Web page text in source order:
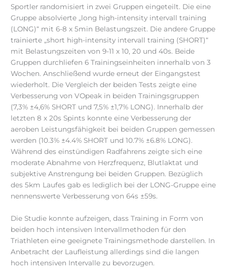
Sportler randomisiert in zwei Gruppen eingeteilt. Die eine
Gruppe absolvierte „long high-intensity intervall training
(LONG)“ mit 6-8 x 5min Belastungszeit. Die andere Gruppe
trainierte „short high-intensity intervall training (SHORT)“
mit Belastungszeiten von 9-11 x 10, 20 und 40s. Beide
Gruppen durchliefen 6 Trainingseinheiten innerhalb von 3
Wochen. Anschließend wurde erneut der Eingangstest
wiederholt. Die Vergleich der beiden Tests zeigte eine
Verbesserung von VOpeak in beiden Trainingsgruppen
(7,3% ±4,6% SHORT und 7,5% ±1,7% LONG). Innerhalb der
letzten 8 x 20s Spints konnte eine Verbesserung der
aeroben Leistungsfähigkeit bei beiden Gruppen gemessen
werden (10.3% ±4.4% SHORT und 10.7% ±6.8% LONG).
Während des einstündigen Radfahrens zeigte sich eine
moderate Abnahme von Herzfrequenz, Blutlaktat und
subjektive Anstrengung bei beiden Gruppen. Bezüglich
des 5km Laufes gab es lediglich bei der LONG-Gruppe eine
nennenswerte Verbesserung von 64s ±59s.
Die Studie konnte aufzeigen, dass Training in Form von
beiden hoch intensiven Intervallmethoden für den
Triathleten eine geeignete Trainingsmethode darstellen. In
Anbetracht der Laufleistung allerdings sind die langen
hoch intensiven Intervalle zu bevorzugen.